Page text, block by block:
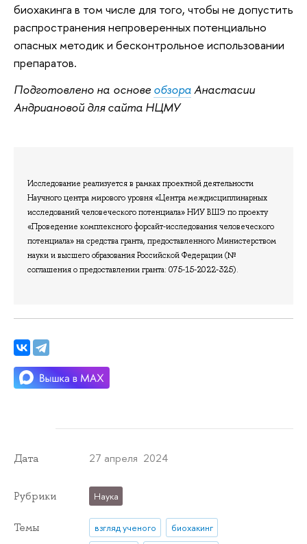
биохакинга в том числе для того, чтобы не допустить
распространения непроверенных потенциально
опасных методик и бесконтрольное использовании
препаратов.
Подготовлено на основе обзораАнастасии
Андриановой для сайта НЦМУ
Исследование реализуется в рамках проектной деятельности
Научного центра мирового уровня «Центра междисциплинарных
исследований человеческого потенциала» НИУ ВШЭ по проекту
«Проведение комплексного форсайт-исследования человеческого
потенциала» на средства гранта, предоставленного Министерством
науки и высшего образования Российской Федерации (№
соглашения о предоставлении гранта: 075-15-2022-325).
Дата 27 апреля 2024
Рубрики Наука
Темы взгляд ученого
биохакинг